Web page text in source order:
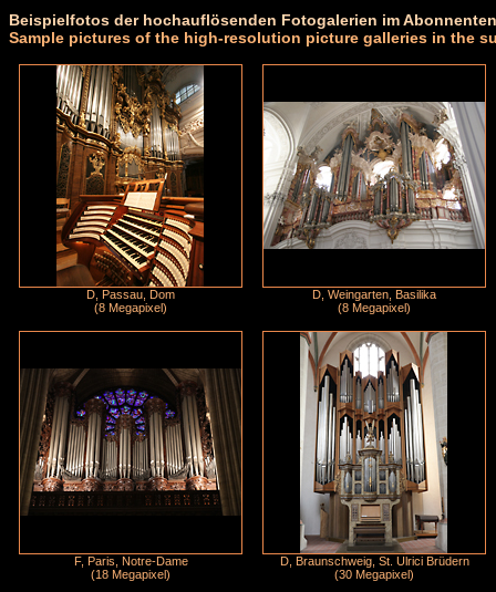
Beispielfotos der hochauflösenden Fotogalerien im
Sample pictures of the high-resolution picture galleries in the
D, Passau, Dom
(8 Megapixel)
D, Weingarten, Basilika
(8 Megapixel)
F, Paris, Notre-Dame
(18 Megapixel)
D, Braunschweig, St. Ulrici Brüdern
(30 Megapixel)